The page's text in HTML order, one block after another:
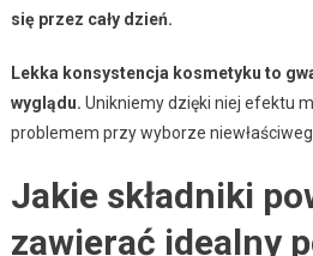
się przez cały dzień.
Lekka konsystencja kosmetyku to
wyglądu. Unikniemy dzięki niej efektu
problemem przy wyborze
Jakie składniki
zawierać idealny